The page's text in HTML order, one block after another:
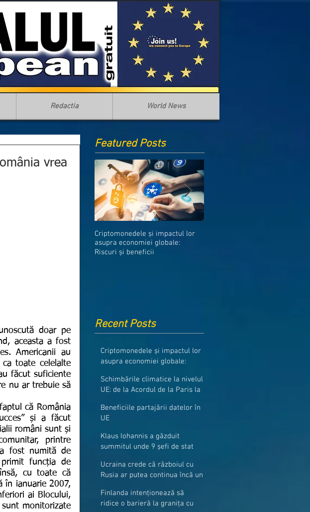
Redactia World News
vrea
aceasta a fost
Americanii au
toate celelalte
făcut suficiente
nu ar trebuie să
și a făcut
români sunt și
printre
a fost numită de
funcția de
cu toate că
în ianuarie 2007,
ai Blocului,
monitorizate
Featured Posts
Criptomonedele și impactul lor
asupra economiei globale:
Riscuri și beneficii
Recent Posts
Criptomonedele și impactul lor
asupra economiei globale:
Schimbările climatice la nivelul
UE: de la Acordul de la Paris la
Beneficiile partajării datelor în
UE
Klaus Iohannis a găzduit
summitul unde 9 șefi de stat
granițe
Ucraina crede că războiul cu
Rusia ar putea continua încă un
Finlanda intenționează să
ridice o barieră la granița cu